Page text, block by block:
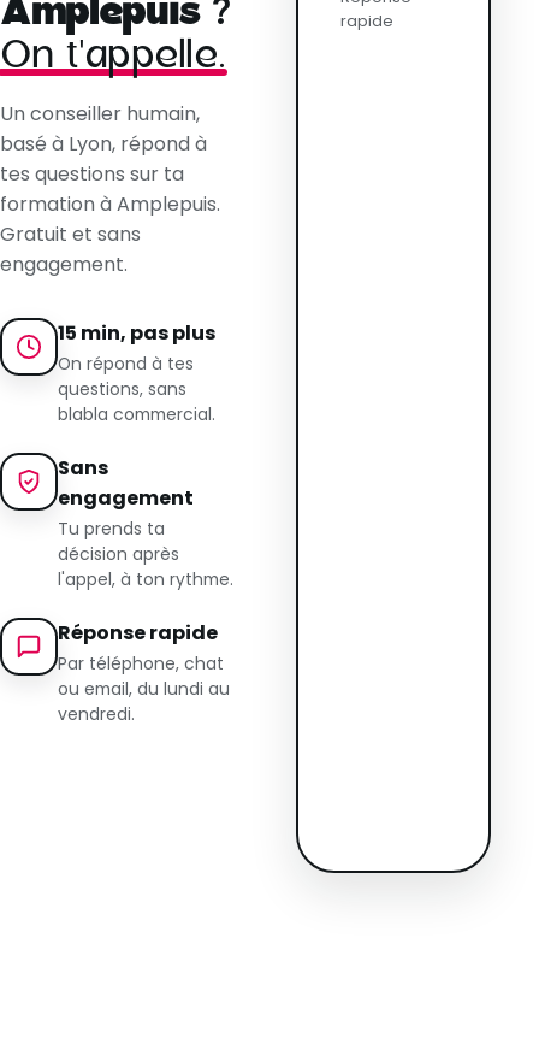
Amplepuis ?
On t'appelle.
Un conseiller humain,
basé à Lyon, répond à
tes questions sur ta
formation à Amplepuis.
Gratuit et sans
engagement.
15 min, pas plus
On répond à tes
questions, sans
blabla commercial.
Sans
engagement
Tu prends ta
décision après
l'appel, à ton rythme.
Réponse rapide
Par téléphone, chat
ou email, du lundi au
vendredi.
rapide